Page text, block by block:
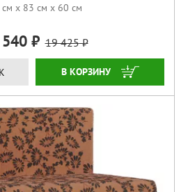
x 83 см x 60 см
19 425
КУПИТЬ